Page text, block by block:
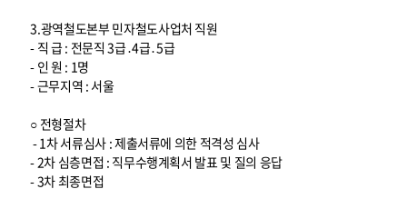
3.광역철도본부 민자철도사업처 직원
- 직 급 : 전문직 3급․4급․5급
- 인 원 : 1명
- 근무지역 : 서울
○ 전형절차
- 1차 서류심사 : 제출서류에 의한 적격성 심사
- 2차 심층면접 : 직무수행계획서 발표 및 질의 응답
- 3차 최종면접